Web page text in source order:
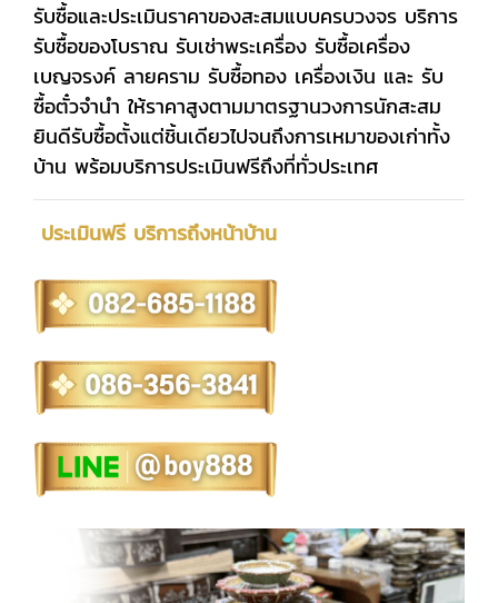
รับซื้อและประเมินราคาของสะสมแบบครบวงจร บริการ
รับซื้อของโบราณ รับเช่าพระเครื่อง รับซื้อเครื่อง
เบญจรงค์ ลายคราม รับซื้อทอง เครื่องเงิน และ รับ
ซื้อตั๋วจำนำ ให้ราคาสูงตามมาตรฐานวงการนักสะสม
ยินดีรับซื้อตั้งแต่ชิ้นเดียวไปจนถึงการเหมาของเก่าทั้ง
บ้าน พร้อมบริการประเมินฟรีถึงที่ทั่วประเทศ
ประเมินฟรี บริการถึงหน้าบ้าน